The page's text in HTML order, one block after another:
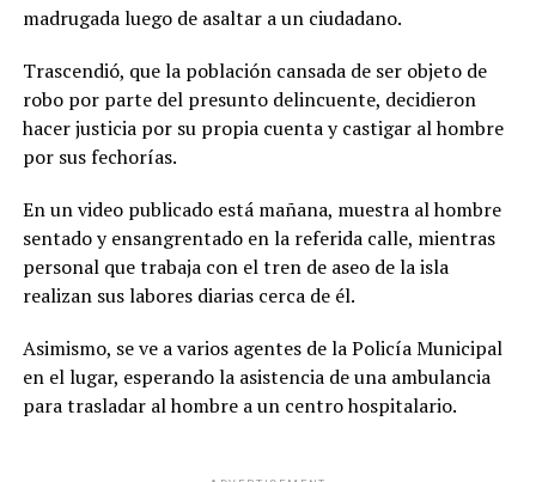
madrugada luego de asaltar a un ciudadano.
Trascendió, que la población cansada de ser objeto de
robo por parte del presunto delincuente, decidieron
hacer justicia por su propia cuenta y castigar al hombre
por sus fechorías.
En un video publicado está mañana, muestra al hombre
sentado y ensangrentado en la referida calle, mientras
personal que trabaja con el tren de aseo de la isla
realizan sus labores diarias cerca de él.
Asimismo, se ve a varios agentes de la Policía Municipal
en el lugar, esperando la asistencia de una ambulancia
para trasladar al hombre a un centro hospitalario.